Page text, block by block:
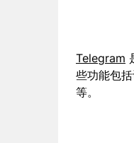
Telegram
些功能包
等。